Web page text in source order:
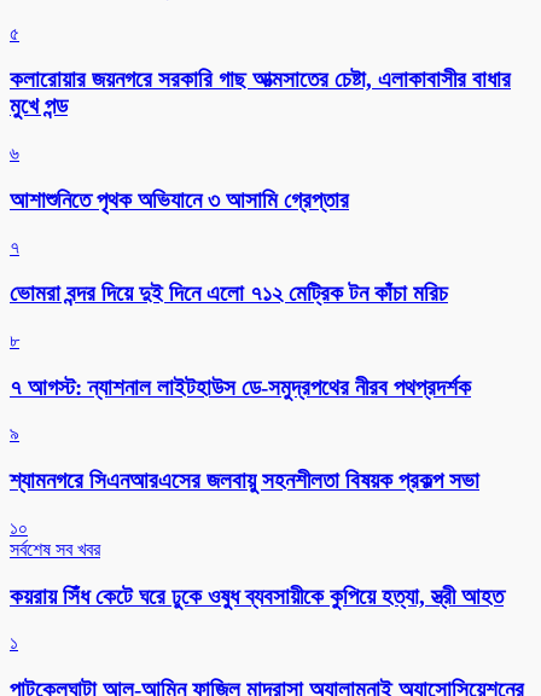
৫
কলারোয়ার জয়নগরে সরকারি গাছ আত্মসাতের চেষ্টা, এলাকাবাসীর বাধার
মুখে পন্ড
৬
আশাশুনিতে পৃথক অভিযানে ৩ আসামি গ্রেপ্তার
৭
ভোমরা বন্দর দিয়ে দুই দিনে এলো ৭১২ মেট্রিক টন কাঁচা মরিচ
৮
৭ আগস্ট: ন্যাশনাল লাইটহাউস ডে-সমুদ্রপথের নীরব পথপ্রদর্শক
৯
শ্যামনগরে সিএনআরএসের জলবায়ু সহনশীলতা বিষয়ক প্রকল্প সভা
১০
সর্বশেষ সব খবর
কয়রায় সিঁধ কেটে ঘরে ঢুকে ওষুধ ব্যবসায়ীকে কুপিয়ে হত্যা, স্ত্রী আহত
১
পাটকেলঘাটা আল-আমিন ফাজিল মাদ্রাসা অ্যালামনাই অ্যাসোসিয়েশনের